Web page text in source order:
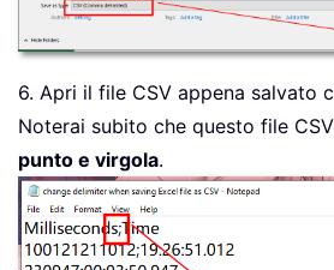
6. Apri il file CSV appena salvato
Noterai subito che questo file
punto e virgola.